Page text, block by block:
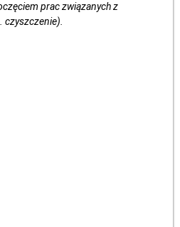
prac związanych z
czyszczenie).